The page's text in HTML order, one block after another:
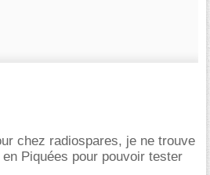
chez radiospares, je ne trouve
Piquées pour pouvoir tester